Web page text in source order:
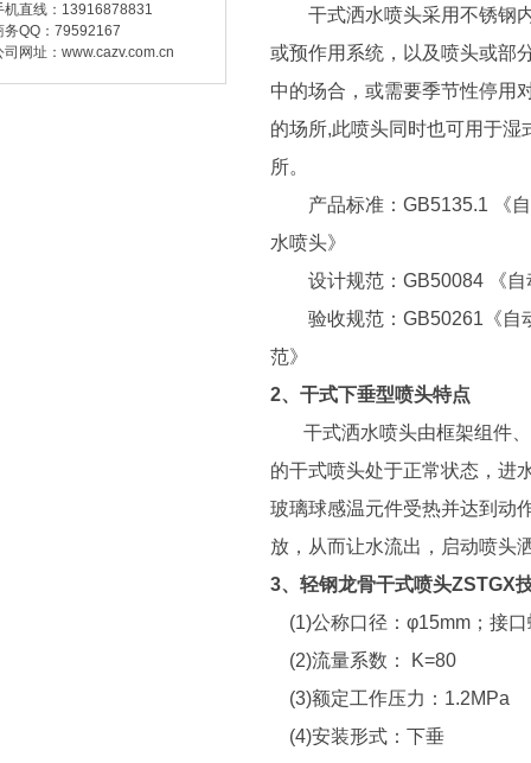
机直线：13916878831
务QQ：79592167
司网址：www.cazv.com.cn
干式洒水喷头采用不锈钢内
或预作用系统，以及喷头或部
中的场合，或需要季节性停用
的场所,此喷头同时也可用于湿
所。
产品标准：GB5135.1 《自
水喷头》
设计规范：GB50084 《自
验收规范：GB50261《自
范》
2、 干式下垂型喷头特点
干式洒水喷头由框架组件、
的干式喷头处于正常状态，进
玻璃球感温元件受热并达到动
放，从而让水流出，启动喷头
3、轻钢龙骨干式喷头ZSTGX
(1)公称口径：φ15mm；接口
(2)流量系数： K=80
(3)额定工作压力：1.2MPa
(4)安装形式：下垂